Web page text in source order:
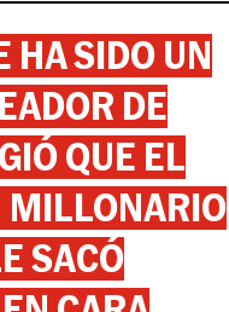
HA SIDO UN
DE
QUE EL
MILLONARIO
SACÓ